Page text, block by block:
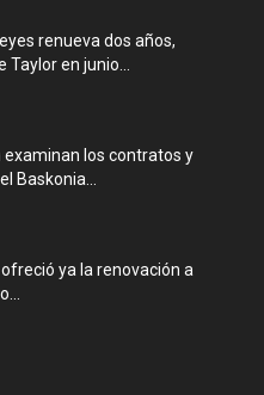
renueva dos años,
en junio...
examinan los contratos y
Baskonia...
ofreció ya la renovación a